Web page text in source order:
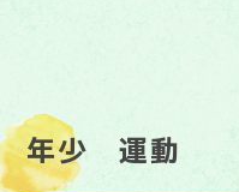
年少 運動